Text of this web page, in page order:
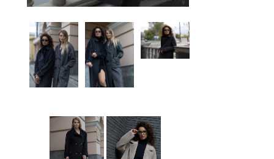
62
64
66
68